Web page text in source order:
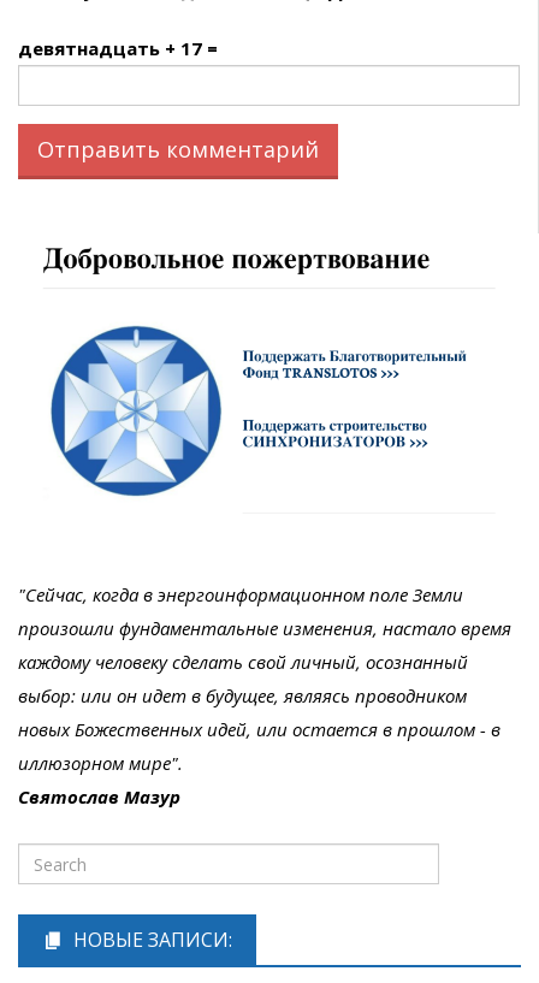
девятнадцать + 17 =
"Сейчас, когда в энергоинформационном поле Земли
произошли фундаментальные изменения, настало время
каждому человеку сделать свой личный, осознанный
выбор: или он идет в будущее, являясь проводником
новых Божественных идей, или остается в прошлом - в
иллюзорном мире".
Святослав Мазур
НОВЫЕ ЗАПИСИ: